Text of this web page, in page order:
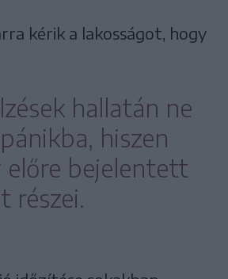
kérik a lakosságot, hogy
hallatán ne
hiszen
előre bejelentett
részei.